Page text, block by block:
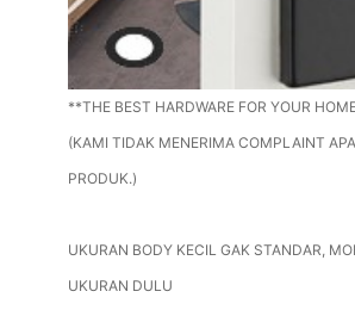
**THE BEST HARDWARE FOR YOUR
(KAMI TIDAK MENERIMA COMPLAINT
PRODUK.)
UKURAN BODY KECIL GAK STANDAR,
UKURAN DULU